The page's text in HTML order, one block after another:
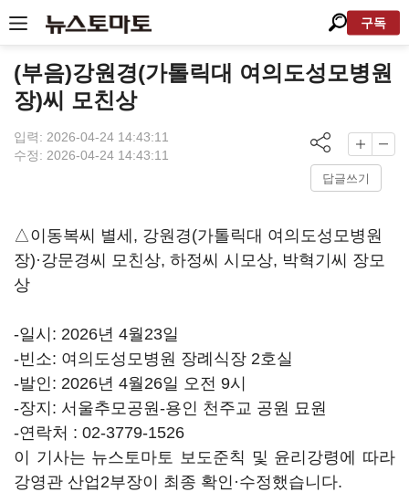
구독
(부음)강원경(가톨릭대 여의도성모병원
장)씨 모친상
입력: 2026-04-24 14:43:11
수정: 2026-04-24 14:43:11
답글쓰기
△이동복씨 별세, 강원경(가톨릭대 여의도성모병원
장)·강문경씨 모친상, 하정씨 시모상, 박혁기씨 장모
상
-일시: 2026년 4월23일
-빈소: 여의도성모병원 장례식장 2호실
-발인: 2026년 4월26일 오전 9시
-장지: 서울추모공원-용인 천주교 공원 묘원
-연락처 : 02-3779-1526
이 기사는 뉴스토마토 보도준칙 및 윤리강령에 따라
강영관 산업2부장이 최종 확인·수정했습니다.